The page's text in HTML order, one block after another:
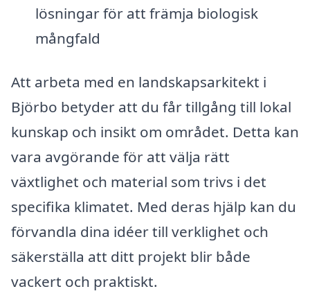
lösningar för att främja biologisk
mångfald
Att arbeta med en landskapsarkitekt i
Björbo betyder att du får tillgång till lokal
kunskap och insikt om området. Detta kan
vara avgörande för att välja rätt
växtlighet och material som trivs i det
specifika klimatet. Med deras hjälp kan du
förvandla dina idéer till verklighet och
säkerställa att ditt projekt blir både
vackert och praktiskt.